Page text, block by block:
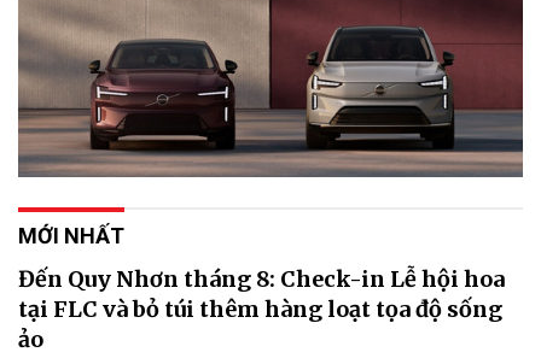
MỚI NHẤT
Đến Quy Nhơn tháng 8: Check-in Lễ hội hoa
tại FLC và bỏ túi thêm hàng loạt tọa độ sống
ảo